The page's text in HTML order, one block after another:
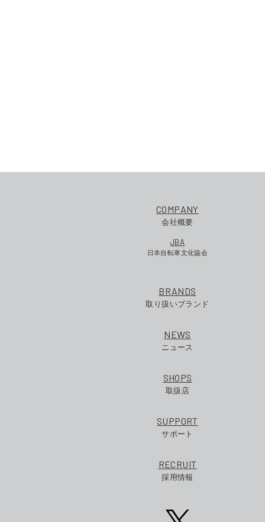
COMPANY
会社概要
JBA
日本自転車文化協会
BRANDS
取り扱いブランド
NEWS
ニュース
SHOPS
取扱店
SUPPORT
サポート
RECRUIT
採用情報